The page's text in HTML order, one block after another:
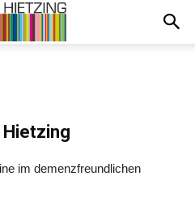
im demenzfreundlichen